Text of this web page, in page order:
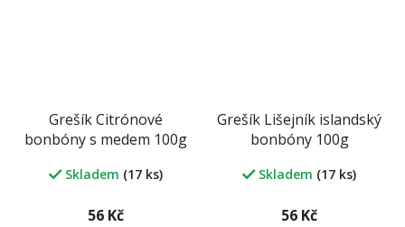
Grešík Citrónové
bonbóny s medem 100g
Skladem (17 ks)
56 Kč
Grešík Lišejník islandský
bonbóny 100g
Skladem (17 ks)
56 Kč